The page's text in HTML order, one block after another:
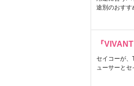
途別のおすす
『
セイコーが、
ューサーとセ